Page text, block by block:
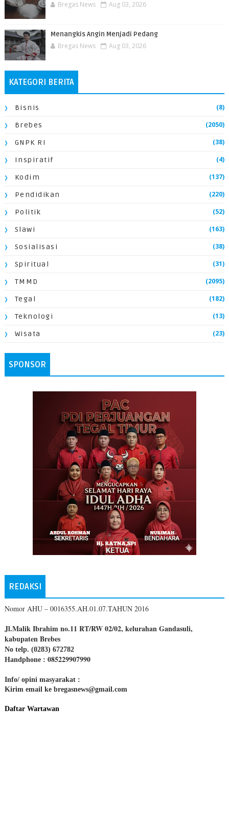
Bregas News Aug 03, 2026
Menangkis Angin Menjadi Pedang
Bregas News Aug 03, 2026
KATEGORI BERITA
Bisnis (8)
Brebes (2050)
GNPK RI (38)
Inspiratif (4)
Kodim (137)
Pendidikan (220)
Politik (52)
Slawi (163)
Sosialisasi (38)
Spiritual (31)
TMMD (2095)
Tegal (182)
Teknologi (13)
Wisata (23)
SPONSOR
REDAKSI
Nomor AHU – 0016355.AH.01.07.TAHUN 2016
Jl.Malik Ibrahim no.11 RT/RW 02/02, kelurahan Gandasuli,
kabupaten Brebes
No telp. (0283) 672782
Handphone : 085229907990
Info/ opini masyarakat :
Kirim email ke bregasnews@gmail.com
Daftar Wartawan